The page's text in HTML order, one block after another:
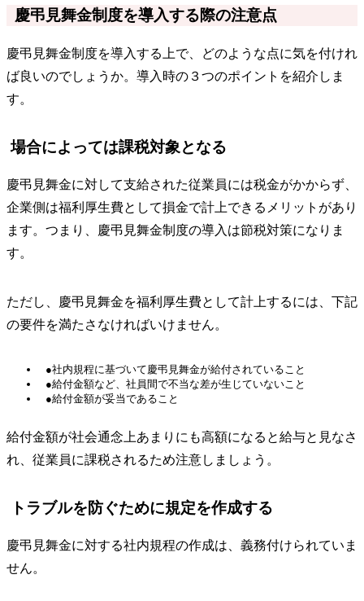
慶弔見舞金制度を導入する際の注意点
慶弔見舞金制度を導入する上で、どのような点に気を付けれ
ば良いのでしょうか。導入時の３つのポイントを紹介しま
す。
場合によっては課税対象となる
慶弔見舞金に対して支給された従業員には税金がかからず、
企業側は福利厚生費として損金で計上できるメリットがあり
ます。つまり、慶弔見舞金制度の導入は節税対策になりま
す。
ただし、慶弔見舞金を福利厚生費として計上するには、下記
の要件を満たさなければいけません。
●社内規程に基づいて慶弔見舞金が給付されていること
●給付金額など、社員間で不当な差が生じていないこと
●給付金額が妥当であること
給付金額が社会通念上あまりにも高額になると給与と見なさ
れ、従業員に課税されるため注意しましょう。
トラブルを防ぐために規定を作成する
慶弔見舞金に対する社内規程の作成は、義務付けられていま
せん。